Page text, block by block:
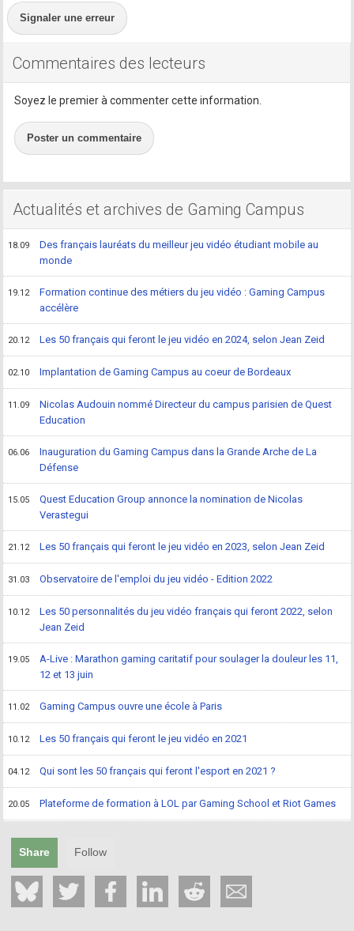
Signaler une erreur
Commentaires des lecteurs
Soyez le premier à commenter cette information.
Poster un commentaire
Actualités et archives de Gaming Campus
18.09
Des français lauréats du meilleur jeu vidéo étudiant mobile au
monde
19.12
Formation continue des métiers du jeu vidéo : Gaming Campus
accélère
20.12 Les 50 français qui feront le jeu vidéo en 2024, selon Jean Zeid
02.10 Implantation de Gaming Campus au coeur de Bordeaux
11.09
Nicolas Audouin nommé Directeur du campus parisien de Quest
Education
06.06
Inauguration du Gaming Campus dans la Grande Arche de La
Défense
15.05
Quest Education Group annonce la nomination de Nicolas
Verastegui
21.12 Les 50 français qui feront le jeu vidéo en 2023, selon Jean Zeid
31.03 Observatoire de l'emploi du jeu vidéo - Edition 2022
10.12
Les 50 personnalités du jeu vidéo français qui feront 2022, selon
Jean Zeid
19.05
A-Live : Marathon gaming caritatif pour soulager la douleur les 11,
12 et 13 juin
11.02 Gaming Campus ouvre une école à Paris
10.12 Les 50 français qui feront le jeu vidéo en 2021
04.12 Qui sont les 50 français qui feront l'esport en 2021 ?
20.05 Plateforme de formation à LOL par Gaming School et Riot Games
Share Follow